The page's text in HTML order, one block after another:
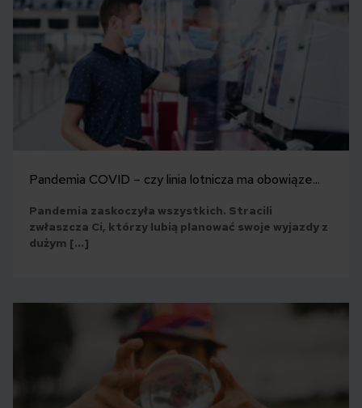
Pandemia COVID – czy linia lotnicza ma obowiąze...
Pandemia zaskoczyła wszystkich. Stracili
zwłaszcza Ci, którzy lubią planować swoje wyjazdy z
dużym […]